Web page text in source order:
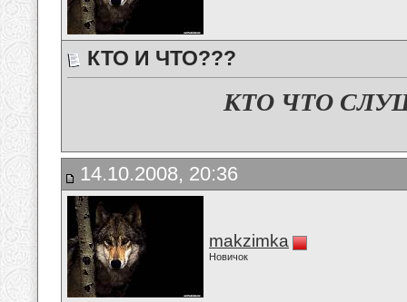
КТО И ЧТО???
КТО ЧТО
14.10.2008, 20:36
makzimka
Новичок